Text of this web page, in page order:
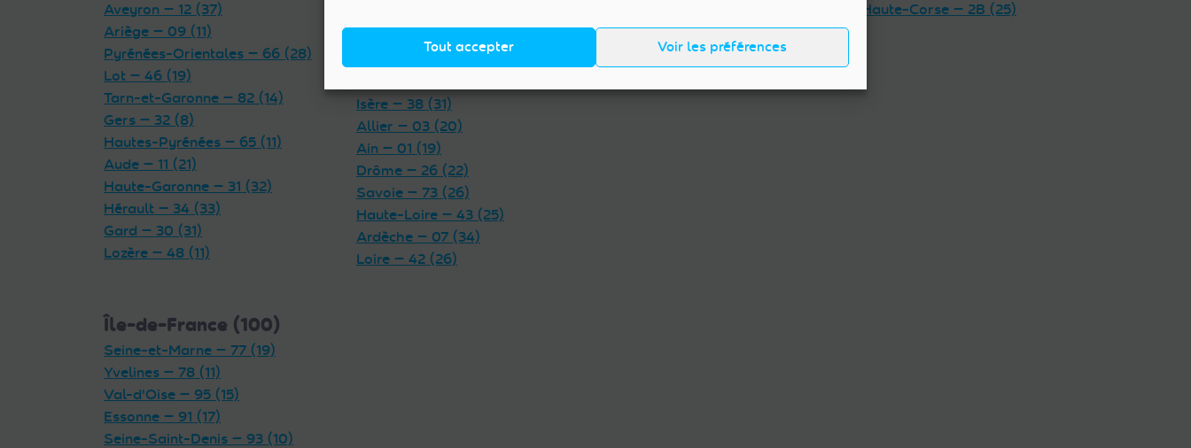
Tout accepter Voir les préférences
Aveyron — 12 (37)
Ariège — 09 (11)
Pyrénées-Orientales — 66 (28)
Lot — 46 (19)
Tarn-et-Garonne — 82 (14)
Gers — 32 (8)
Hautes-Pyrénées — 65 (11)
Aude — 11 (21)
Haute-Garonne — 31 (32)
Hérault — 34 (33)
Gard — 30 (31)
Lozère — 48 (11)
Puy-de-Dôme — 63 (26)
Isère — 38 (31)
Allier — 03 (20)
Ain — 01 (19)
Drôme — 26 (22)
Savoie — 73 (26)
Haute-Loire — 43 (25)
Ardèche — 07 (34)
Loire — 42 (26)
Seine-Maritime — 76 (43)
Calvados — 14 (37)
Haute-Corse — 2B (25)
Île-de-France (100)
Seine-et-Marne — 77 (19)
Yvelines — 78 (11)
Val-d'Oise — 95 (15)
Essonne — 91 (17)
Seine-Saint-Denis — 93 (10)